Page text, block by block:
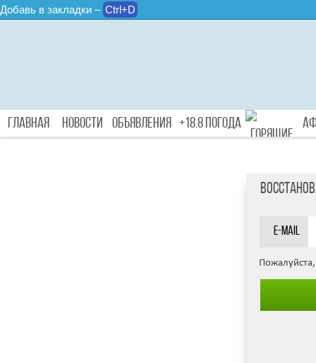
Добавь в закладки – Ctrl+D
Главная Новости Объявления +18.8 Погода
Туры
E-mail